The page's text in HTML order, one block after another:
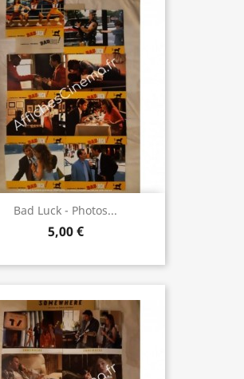
Bad Luck - Photos...
5,00 €